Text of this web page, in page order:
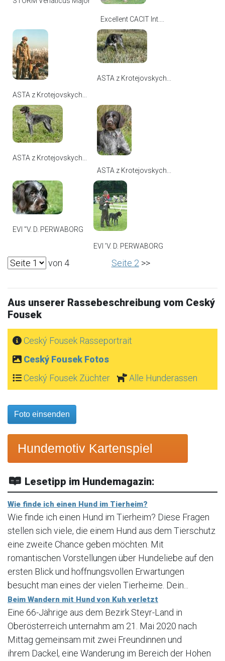
Excellent CACIT Int....
ASTA z Krotejovskych...
ASTA z Krotejovskych...
ASTA z Krotejovskych...
ASTA z Krotejovskych...
EVI ''V. D. PERWABORG
EVI 'V. D. PERWABORG
von 4 Seite 2 >>
Aus unserer Rassebeschreibung vom Ceský
Fousek
Ceský Fousek Rasseportrait
Ceský Fousek Fotos
Ceský Fousek Züchter
Alle Hunderassen
Foto einsenden
Hundemotiv Kartenspiel
Lesetipp im Hundemagazin:
Wie finde ich einen Hund im Tierheim?
Wie finde ich einen Hund im Tierheim? Diese Fragen
stellen sich viele, die einem Hund aus dem Tierschutz
eine zweite Chance geben möchten. Mit
romantischen Vorstellungen über Hundeliebe auf den
ersten Blick und hoffnungsvollen Erwartungen
besucht man eines der vielen Tierheime. Dein...
Beim Wandern mit Hund von Kuh verletzt
Eine 66-Jährige aus dem Bezirk Steyr-Land in
Oberösterreich unternahm am 21. Mai 2020 nach
Mittag gemeinsam mit zwei Freundinnen und
ihrem Dackel, eine Wanderung im Bereich der Hohen